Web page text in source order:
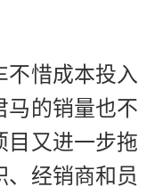
不惜成本投入
马的销量也不
目又进一步拖
、经销商和员